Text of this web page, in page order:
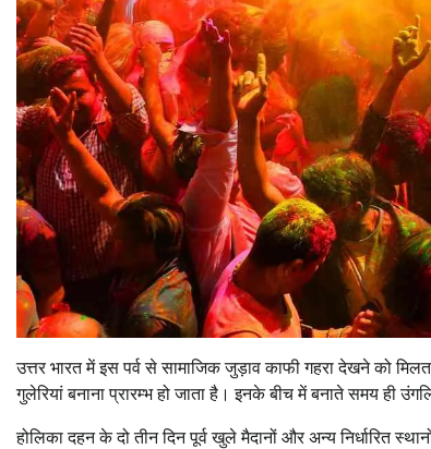
उत्तर भारत में इस पर्व से सामाजिक जुड़ाव काफी गहरा देखने को
गुलेरियां बनाना प्रारम्भ हो जाता है। इनके बीच में बनाते समय ही
होलिका दहन के दो तीन दिन पूर्व खुले मैदानों और अन्य निर्धारित